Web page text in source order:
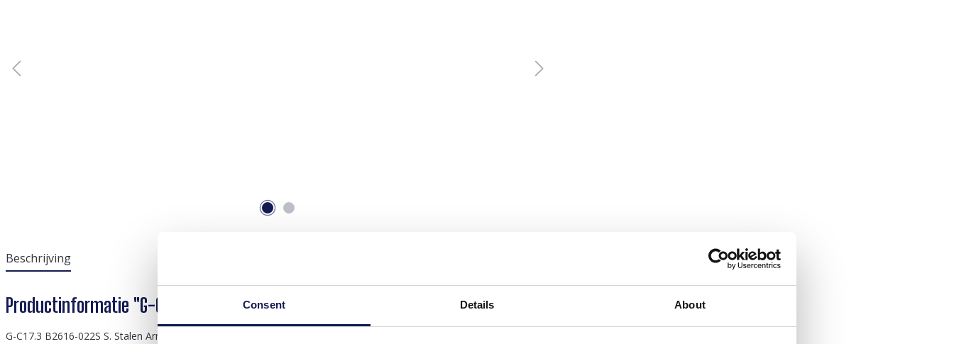
Consent Details About
Beschrijving
Productinformatie "G-C17.3 B2616-022S S. Steel Bracelet Hearts 16-21cm"
G-C17.3 B2616-022S S. Stalen Armband Harten 16-21cm